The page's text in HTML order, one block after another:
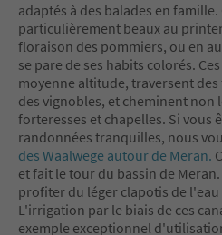
adaptés à des balades en
particulièrement beaux au
floraison des pommiers, ou en
se pare de ses habits colorés.
moyenne altitude, traversent
des vignobles, et cheminent non
forteresses et chapelles. Si vous
randonnées tranquilles, nous
des Waalwege autour de Meran.
et fait le tour du bassin de
profiter du léger clapotis de
L'irrigation par le biais de ces
exemple exceptionnel